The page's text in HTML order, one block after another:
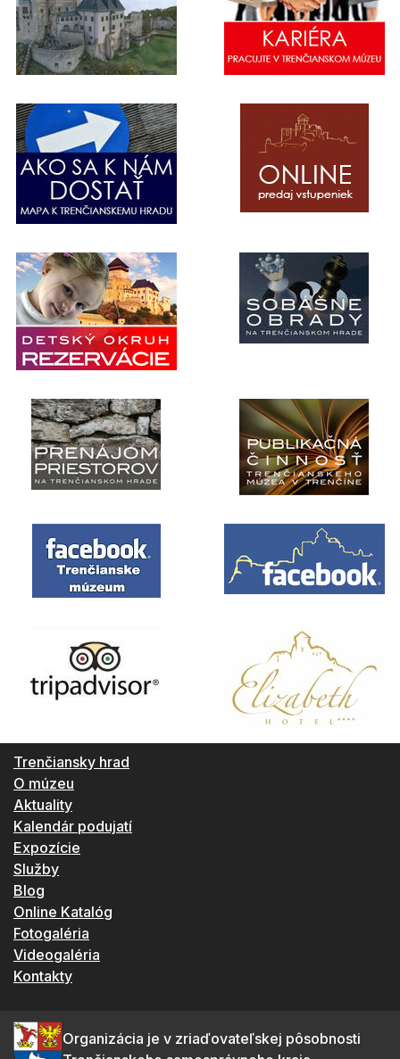
Trenčiansky hrad
O múzeu
Aktuality
Kalendár podujatí
Expozície
Služby
Blog
Online Katalóg
Fotogaléria
Videogaléria
Kontakty
Organizácia je v zriaďovateľskej pôsobnosti